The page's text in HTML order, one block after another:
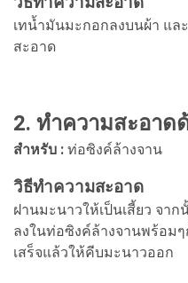
เทน้ำมันมะกอกลงบนผ้า แล
สะอาด
2. ทำความสะอาด
สำหรับ : ท่อซิงค์ล้างจาน
วิธีทำความสะอาด
ฝานมะนาวให้เป็นเสี้ยว จา
ลงในท่อซิงค์ล้างจานพร้อม
เสร็จแล้วให้คีบมะนาวออก